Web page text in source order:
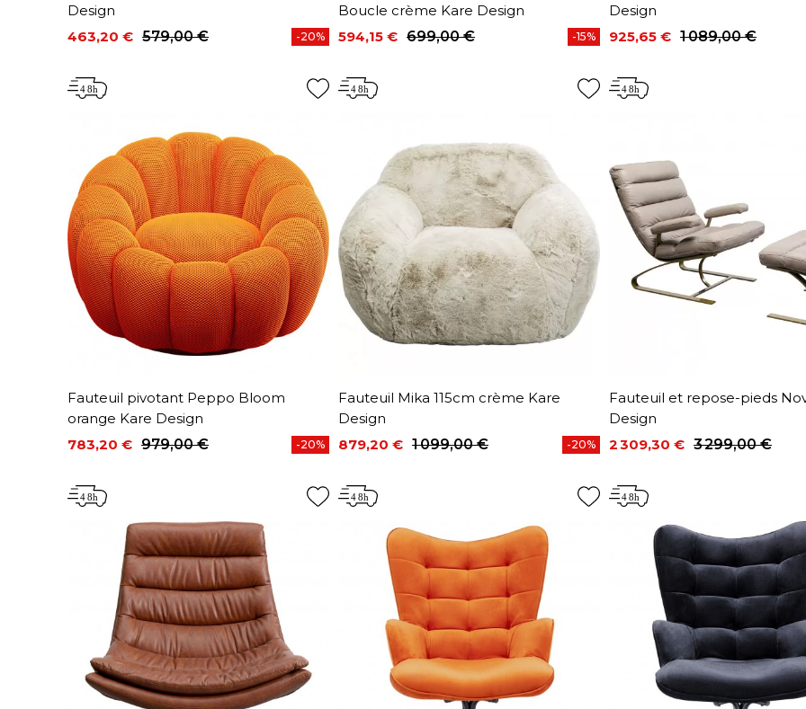
Design
Prix
463,20 €
Prix de base579,00 € -20%
Boucle crème Kare Design
Prix
594,15 €
Prix de base699,00 € -15%
Design
Prix
925,65 €
Prix de base1 089,00 €
Fauteuil pivotant Peppo Bloom
orange Kare Design
Prix
783,20 €
Prix de base979,00 € -20%
Fauteuil Mika 115cm crème Kare
Design
Prix
879,20 €
Prix de base1 099,00 € -20%
Fauteuil et repose-pieds
Design
Prix
2 309,30 €
Prix de base3 299,00 €